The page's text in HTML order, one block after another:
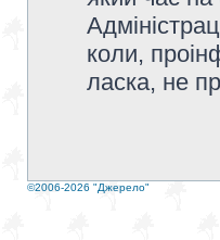
коли,
ласка, не
©2006-2026 "Джерело"